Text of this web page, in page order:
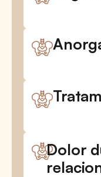
Dolor